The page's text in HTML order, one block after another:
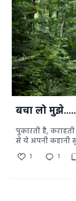
बचा लो
पुकारती है,
से ये अपनी कहानी
सिमट रहा है इसका
कभी. 1 1